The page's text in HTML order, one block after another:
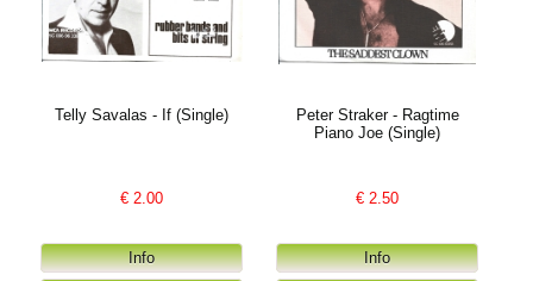
Telly Savalas - If (Single)
€ 2.00
Peter Straker - Ragtime
Piano Joe (Single)
€ 2.50